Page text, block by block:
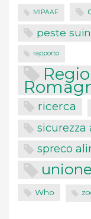
MIPAAF
peste
rapporto
ricerca
spreco
Who